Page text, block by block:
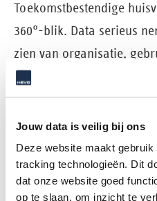
Jouw data is veilig bij ons
Deze website maakt
tracking technologieën. Dit
dat onze website goed
op te slaan, om inzicht te
Toekomstbestendige
360°-blik. Data serieus
zien van organisatie,
Modellen gebruiken als
automatische piloot die
ons maakt. De toekomst
het beste rekenmodel,
afweging. Data helpen
het juiste gesprek te